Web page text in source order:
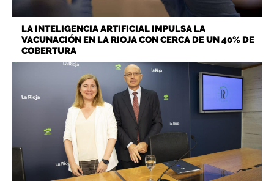
LA INTELIGENCIA ARTIFICIAL IMPULSA LA
VACUNACIÓN EN LA RIOJA CON CERCA DE UN 40% DE
COBERTURA